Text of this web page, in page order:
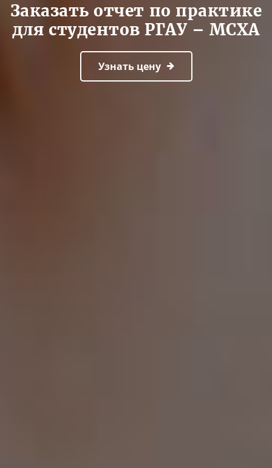
Заказать отчет по практике
для студентов РГАУ – МСХА
Узнать цену